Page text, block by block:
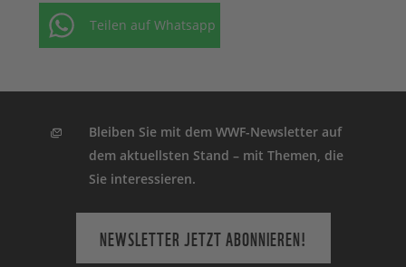
Teilen auf Whatsapp
Bleiben Sie mit dem WWF-Newsletter auf
dem aktuellsten Stand – mit Themen, die
Sie interessieren.
NEWSLETTER JETZT ABONNIEREN!